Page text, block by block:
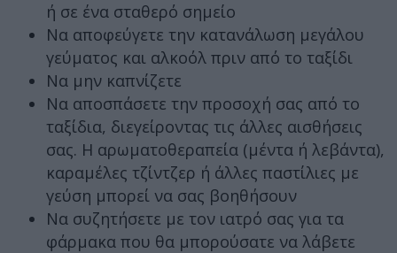
ή σε ένα σταθερό σημείο
Να αποφεύγετε την κατανάλωση μεγάλου
γεύματος και αλκοόλ πριν από το ταξίδι
Να μην καπνίζετε
Να αποσπάσετε την προσοχή σας από το
ταξίδια, διεγείροντας τις άλλες αισθήσεις
σας. Η αρωματοθεραπεία (μέντα ή λεβάντα),
καραμέλες τζίντζερ ή άλλες παστίλιες με
γεύση μπορεί να σας βοηθήσουν
Να συζητήσετε με τον ιατρό σας για τα
φάρμακα που θα μπορούσατε να λάβετε